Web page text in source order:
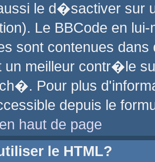
le d�sactiver sur
Le BBCode en
sont contenues
un meilleur contr�le
Pour plus
depuis le
haut de page
le HTML?